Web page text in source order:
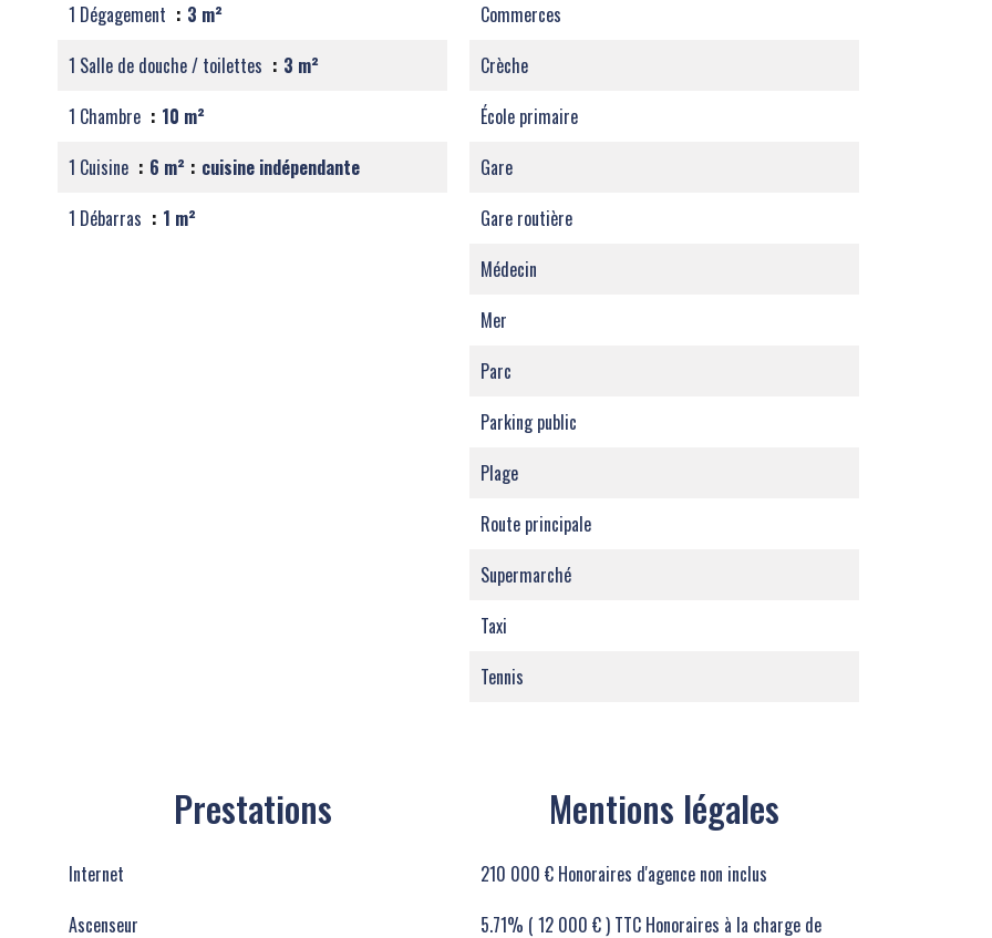
1 Dégagement
3 m²
1 Salle de douche / toilettes
3 m²
1 Chambre
10 m²
1 Cuisine
6 m²
cuisine indépendante
1 Débarras
1 m²
Commerces
Crèche
École primaire
Gare
Gare routière
Médecin
Mer
Parc
Parking public
Plage
Route principale
Supermarché
Taxi
Tennis
Prestations
Internet
Ascenseur
Mentions légales
210 000 € Honoraires d'agence non inclus
5.71% ( 12 000 € ) TTC Honoraires à la charge de